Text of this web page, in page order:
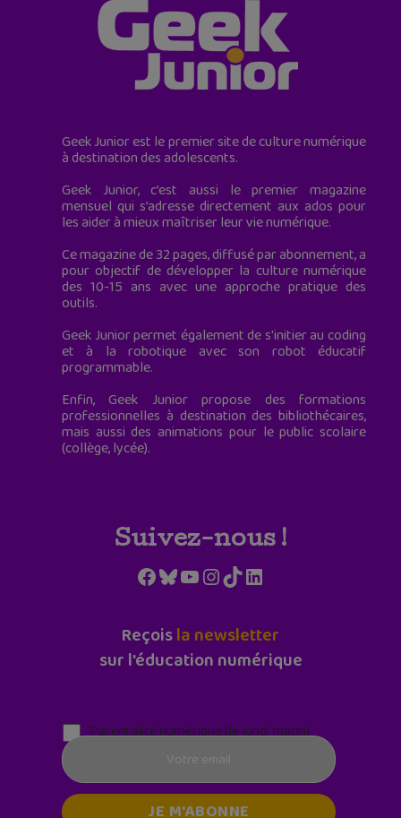
Geek Junior est le premier site de culture numérique
à destination des adolescents.
Geek Junior, c’est aussi le premier magazine
mensuel qui s’adresse directement aux ados pour
les aider à mieux maîtriser leur vie numérique.
Ce magazine de 32 pages, diffusé par abonnement, a
pour objectif de développer la culture numérique
des 10-15 ans avec une approche pratique des
outils.
Geek Junior permet également de s'initier au coding
et à la robotique avec son robot éducatif
programmable.
Enfin, Geek Junior propose des formations
professionnelles à destination des bibliothécaires,
mais aussi des animations pour le public scolaire
(collège, lycée).
Suivez-nous !
Facebook
Bluesky
YouTube
Instagram
TikTokLinkedIn
Reçoisla newsletter
sur l'éducation numérique
Parentalité numérique (le lundi matin)